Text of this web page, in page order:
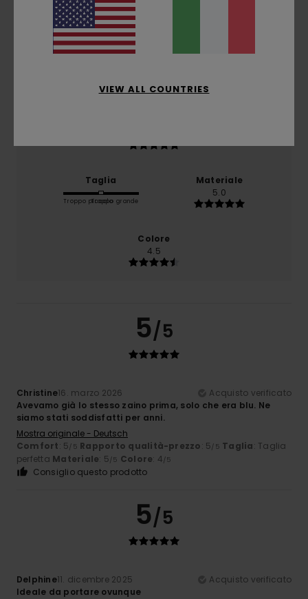
basato su3 recensioni verificate
Il 100% dei nostri clienti consiglia questo prodotto
Taglia
Troppo piccoloTroppo grande
Materiale
5.0
Colore
4.5
5/5
Christine16. marzo 2026
Acquisto verificato
Avevamo già lo stesso zaino prima, solo che era blu. Ne
siamo stati soddisfatti per anni.
Mostra originale - Deutsch
Comfort: 5/5 Rapporto qualità-prezzo: 5/5 Taglia: Taglia
perfetta Materiale: 5/5 Colore: 4/5
Consiglio questo prodotto
5/5
Delphine11. dicembre 2025
Acquisto verificato
Ideale da portare ovunque
VIEW ALL COUNTRIES